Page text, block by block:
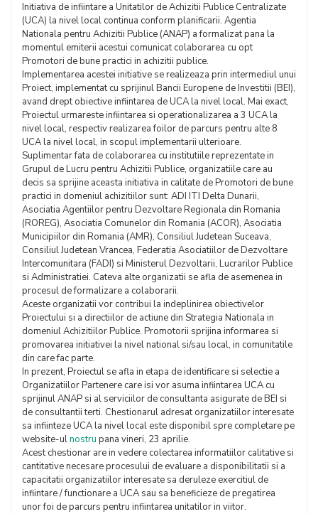
Initiativa de infiintare a Unitatilor de Achizitii Publice Centralizate
(UCA) la nivel local continua conform planificarii. Agentia
Nationala pentru Achizitii Publice (ANAP) a formalizat pana la
momentul emiterii acestui comunicat colaborarea cu opt
Promotori de bune practici in achizitii publice.
Implementarea acestei initiative se realizeaza prin intermediul unui
Proiect, implementat cu sprijinul Bancii Europene de Investitii (BEI),
avand drept obiective infiintarea de UCA la nivel local. Mai exact,
Proiectul urmareste infiintarea si operationalizarea a 3 UCA la
nivel local, respectiv realizarea foilor de parcurs pentru alte 8
UCA la nivel local, in scopul implementarii ulterioare.
Suplimentar fata de colaborarea cu institutiile reprezentate in
Grupul de Lucru pentru Achizitii Publice, organizatiile care au
decis sa sprijine aceasta initiativa in calitate de Promotori de bune
practici in domeniul achizitiilor sunt: ADI ITI Delta Dunarii,
Asociatia Agentiilor pentru Dezvoltare Regionala din Romania
(ROREG), Asociatia Comunelor din Romania (ACOR), Asociatia
Municipiilor din Romania (AMR), Consiliul Judetean Suceava,
Consiliul Judetean Vrancea, Federatia Asociatiilor de Dezvoltare
Intercomunitara (FADI) si Ministerul Dezvoltarii, Lucrarilor Publice
si Administratiei. Cateva alte organizatii se afla de asemenea in
procesul de formalizare a colaborarii.
Aceste organizatii vor contribui la indeplinirea obiectivelor
Proiectului si a directiilor de actiune din Strategia Nationala in
domeniul Achizitiilor Publice. Promotorii sprijina informarea si
promovarea initiativei la nivel national si/sau local, in comunitatile
din care fac parte.
In prezent, Proiectul se afla in etapa de identificare si selectie a
Organizatiilor Partenere care isi vor asuma infiintarea UCA cu
sprijinul ANAP si al serviciilor de consultanta asigurate de BEI si
de consultantii terti. Chestionarul adresat organizatiilor interesate
sa infiinteze UCA la nivel local este disponibil spre completare pe
website-ulnostru pana vineri, 23 aprilie.
Acest chestionar are in vedere colectarea informatiilor calitative si
cantitative necesare procesului de evaluare a disponibilitatii si a
capacitatii organizatiilor interesate sa deruleze exercitiul de
infiintare / functionare a UCA sau sa beneficieze de pregatirea
unor foi de parcurs pentru infiintarea unitatilor in viitor.